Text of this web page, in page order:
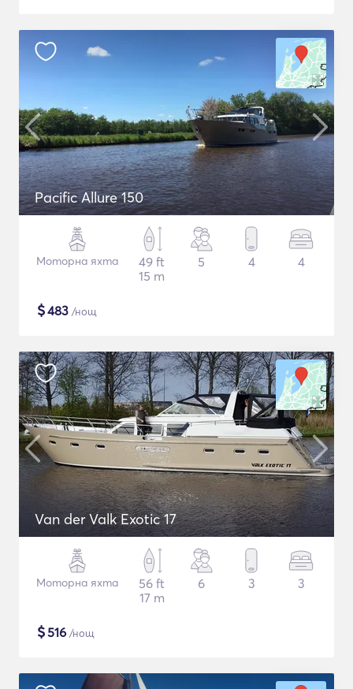
Pacific Allure 150
Моторна яхта
49 ft
15 m
5 4 4
$483 /нощ
Van der Valk Exotic 17
Моторна яхта
56 ft
17 m
6 3 3
$516 /нощ